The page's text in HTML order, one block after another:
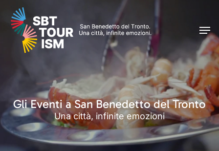
Skip
main
content
Gli Eventi a San Benedetto del Tronto
Una città, infinite emozioni